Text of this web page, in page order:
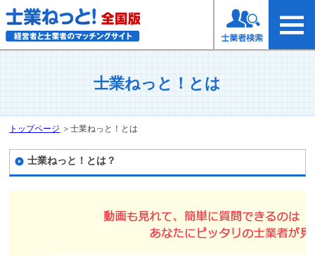
士業ねっと！とは
トップページ ＞士業ねっと！とは
士業ねっと！とは？